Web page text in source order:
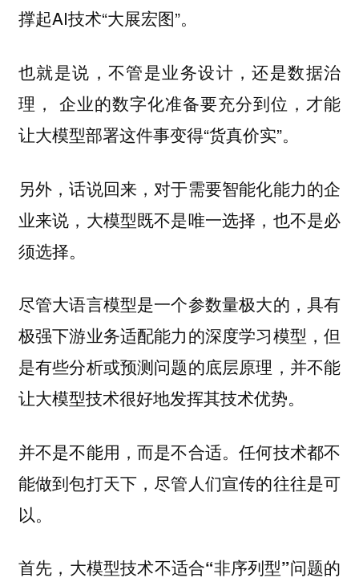
撑起AI技术“大展宏图”。
也就是说，不管是业务设计，还是数据治
理， 企业的数字化准备要充分到位，才能
让大模型部署这件事变得“货真价实”。
另外，话说回来，对于需要智能化能力的企
业来说，大模型既不是唯一选择，也不是必
须选择。
尽管大语言模型是一个参数量极大的，具有
极强下游业务适配能力的深度学习模型，但
是有些分析或预测问题的底层原理，并不能
让大模型技术很好地发挥其技术优势。
并不是不能用，而是不合适。任何技术都不
能做到包打天下，尽管人们宣传的往往是可
以。
首先，大模型技术不适合“非序列型”问题的